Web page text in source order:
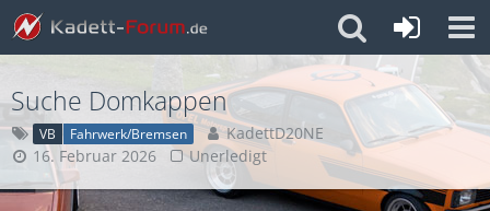
Suche Domkappen
VB Fahrwerk/Bremsen
KadettD20NE
16. Februar 2026
Unerledigt